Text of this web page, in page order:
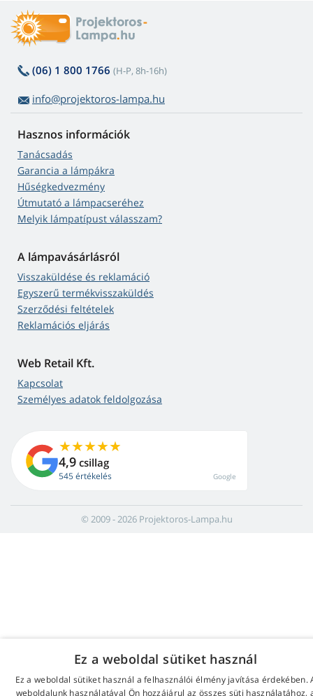
(06) 1 800 1766 (H-P, 8h-16h)
info@projektoros-lampa.hu
Hasznos információk
Tanácsadás
Garancia a lámpákra
Hűségkedvezmény
Útmutató a lámpacseréhez
Melyik lámpatípust válasszam?
A lámpavásárlásról
Visszaküldése és reklamáció
Egyszerű termékvisszaküldés
Szerződési feltételek
Reklamációs eljárás
Web Retail Kft.
Kapcsolat
Személyes adatok feldolgozása
4,9 csillag
545 értékelés Google
© 2009 - 2026 Projektoros-Lampa.hu
Ez a weboldal sütiket használ
Ez a weboldal sütiket használ a felhasználói élmény javítása érdekében.
weboldalunk használatával Ön hozzájárul az összes süti használatához,